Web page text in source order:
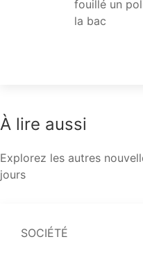
fouillé un
la bac
À lire aussi
Explorez les autres
jours
SOCIÉTÉ